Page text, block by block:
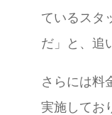
ているスタ
だ」と、追
さらには料
実施してお